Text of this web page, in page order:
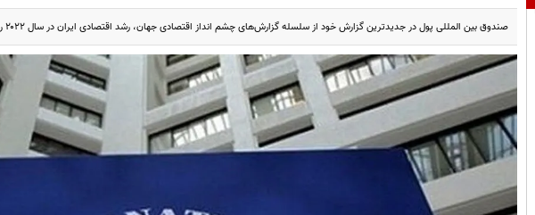
صندوق بین المللی پول در جدیدترین گزارش خود از سلسله گزارش‌های چشم انداز اقتصادی جهان، رشد اقتصادی ایران در سال ۲۰۲۲ را ۳.۸ درصد اعلام و پیش بینی کرد.